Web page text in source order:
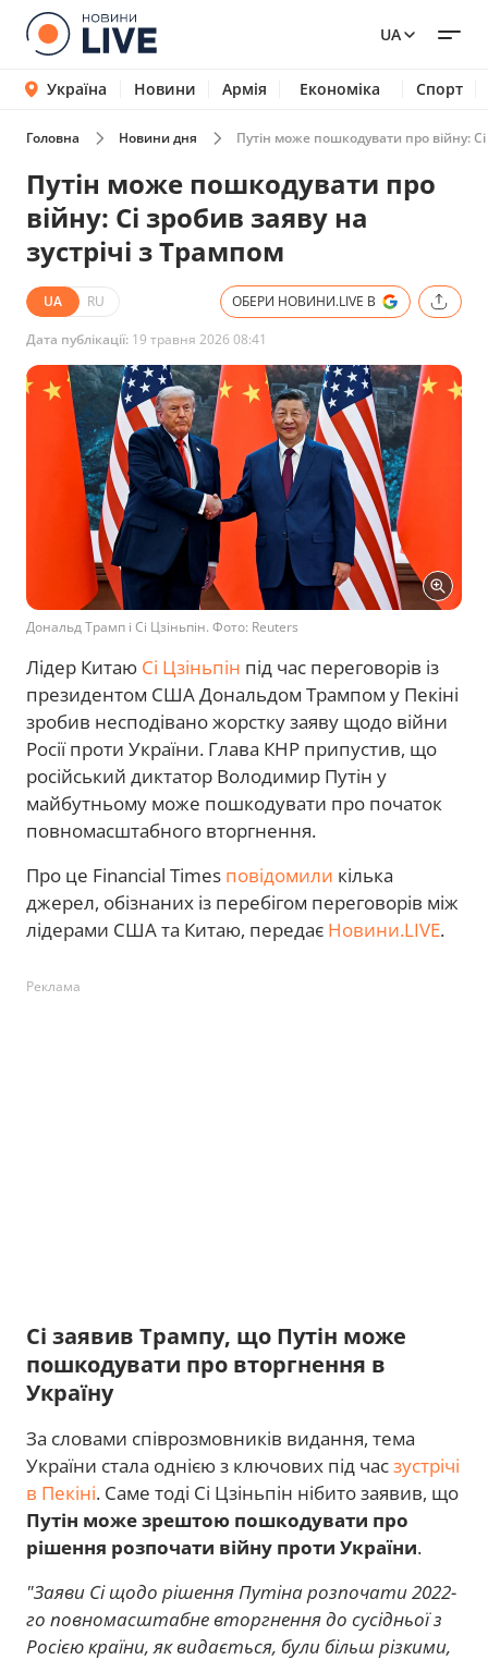
UA
Україна Новини Армія Економіка Спорт
Головна Новини дня Путін може пошкодувати про війну:
Путін може пошкодувати про
війну: Сі зробив заяву на
зустрічі з Трампом
UA RU ОБЕРИ НОВИНИ.LIVE В
Дата публікації: 19 травня 2026 08:41
Дональд Трамп і Сі Цзіньпін. Фото: Reuters
Лідер Китаю Сі Цзіньпін під час переговорів із
президентом США Дональдом Трампом у Пекіні
зробив несподівано жорстку заяву щодо війни
Росії проти України. Глава КНР припустив, що
російський диктатор Володимир Путін у
майбутньому може пошкодувати про початок
повномасштабного вторгнення.
Про це Financial Times повідомили кілька
джерел, обізнаних із перебігом переговорів між
лідерами США та Китаю, передає Новини.LIVE.
Реклама
Сі заявив Трампу, що Путін може
пошкодувати про вторгнення в
Україну
За словами співрозмовників видання, тема
України стала однією з ключових під часзустрічі
в Пекіні. Саме тоді Сі Цзіньпін нібито заявив, що
Путін може зрештою пошкодувати про
рішення розпочати війну проти України.
"Заяви Сі щодо рішення Путіна розпочати 2022-
го повномасштабне вторгнення до сусідньої з
Росією країни, як видається, були більш різкими,